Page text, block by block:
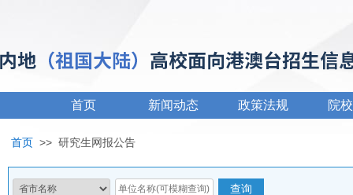
首页 新闻动态 政策法规 院
首页 >> 研究生网报公告